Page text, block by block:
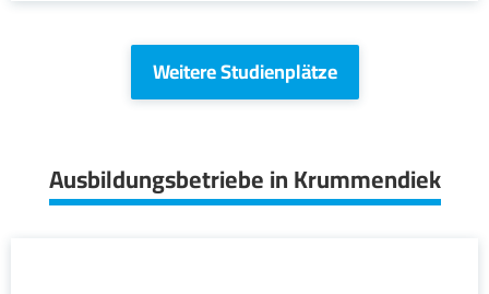
Weitere Studienplätze
Ausbildungsbetriebe in Krummendiek